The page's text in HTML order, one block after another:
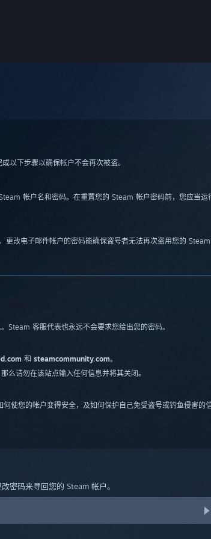
以下步骤以确保帐户不会再次被盗。
帐户名和密码。在重置您的 Steam 帐户密码前，您应当运
更改电子邮件帐户的密码能确保盗号者无法再次盗用您的
Steam 客服代表也永远不会要求您给出您的密码。
和 steamcommunity.com。
么请勿在该站点输入任何信息并将其关闭。
何使您的帐户变得安全，及如何保护自己免受盗号或钓鱼侵害的
密码来寻回您的 Steam 帐户。